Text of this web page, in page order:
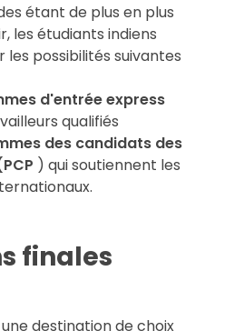
étant de plus en plus
les étudiants indiens
possibilités suivantes
d'entrée express
qualifiés
des candidats des
) qui soutiennent les
finales
destination de choix